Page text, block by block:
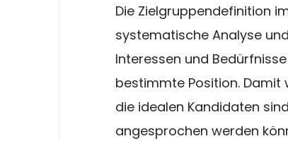
Die Zielgruppendefinition
systematische Analyse
Interessen und
bestimmte Position.
die idealen Kandidaten
angesprochen werden